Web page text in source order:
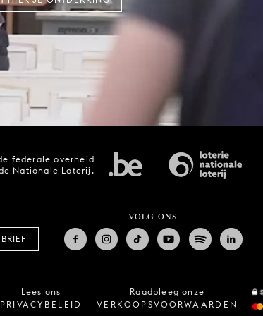
federale overheid
Nationale Loterij.
VOLG ONS
Lees ons
PRIVACYBELEID
Raadpleeg onze
VERKOOPSVOORWAARDEN